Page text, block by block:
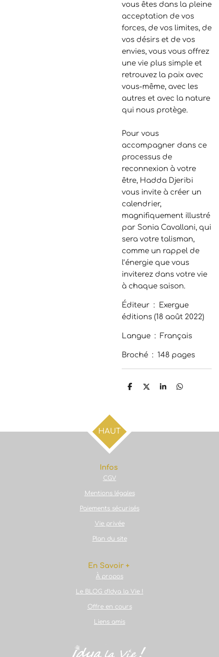
vous êtes dans la pleine
acceptation de vos
forces, de vos limites, de
vos désirs et de vos
envies, vous vous offrez
une vie plus simple et
retrouvez la paix avec
vous-même, avec les
autres et avec la nature
qui nous protège.
Pour vous
accompagner dans ce
processus de
reconnexion à votre
être, Hadda Djeribi
vous invite à créer un
calendrier,
magnifiquement illustré
par Sonia Cavallani, qui
sera votre talisman,
comme un rappel de
l’énergie que vous
inviterez dans votre vie
à chaque saison.
Éditeur ‏ : ‎ Exergue
éditions (18 août 2022)
Langue ‏ : ‎ Français
Broché ‏ : ‎ 148 pages
P
e
P
e
P
e
P
e
HAUT
Infos
CGV
Mentions légales
Paiements sécurisés
Vie privée
Plan du site
En Savoir +
À propos
Le BLOG d'Idya la Vie !
Offre en cours
Liens amis